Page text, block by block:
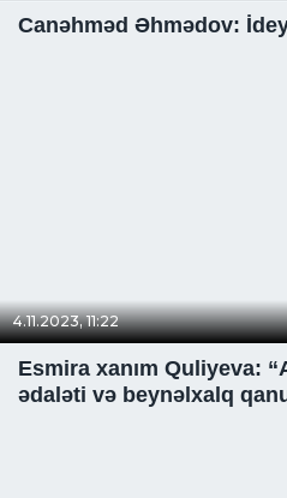
Canəhməd Əhmədov:
4.11.2023, 11:22
Esmira xanım Quliyeva:
ədaləti və beynəlxalq